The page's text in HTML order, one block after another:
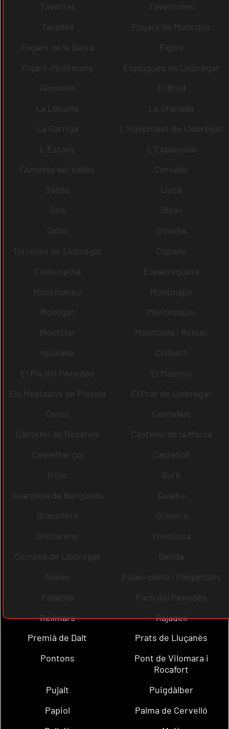
Tavertet
Tavèrnoles
Taradell
Fogars de Montclús
Fogars de la Selva
Fígols
Figaró-Montmany
Esplugues de Llobregat
Gironella
El Brull
La Llacuna
La Granada
La Garriga
L´Hospitalet de Llobregat
L´Estany
L´Espunyola
l´Ametlla del Vallès
Cervelló
Sagàs
Lluçà
Orís
Olvan
Olost
Olivella
Torrelles de Llobregat
Copons
Collsuspina
Esparreguera
Montmaneu
Montmajor
Montgat
Montesquiu
Montclar
Montcada i Reixac
Igualada
Collbató
El Pla del Penedès
El Masnou
Els Hostalets de Pierola
El Prat de Llobregat
Cercs
Centelles
Castellví de Rosanes
Castellví de la Marca
Castellterçol
Castellolí
rrius
Gurb
Guardiola de Berguedà
Gualba
Granollers
Granera
Gisclareny
Fonollosa
Cornellà de Llobregat
Gelida
Navas
Palau-solità i Plegamans
Palafolls
Pacs del Penedès
Rellinars
Rajadell
Premià de Dalt
Prats de Lluçanès
Pontons
Pont de Vilomara i
Rocafort
Pujalt
Puigdàlber
Papiol
Palma de Cervelló